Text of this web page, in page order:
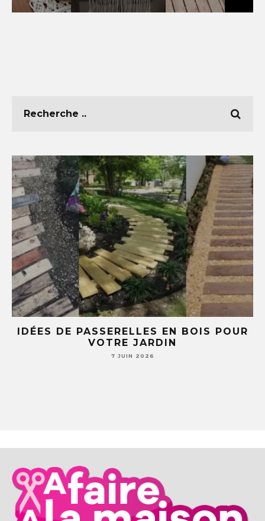
5 IDÉES DIY AVEC DES TASSES ET
SOUCOUPES (TU NE REGARDERAS PLUS
JAMAIS TA VAISSELLE PAREIL )